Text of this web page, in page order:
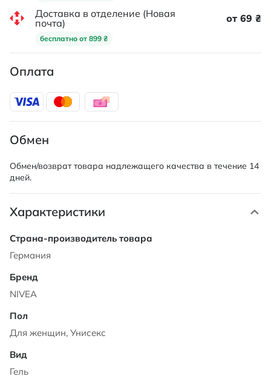
Доставка в отделение (Новая
почта)
бесплатно от 899 ₴
от 69 ₴
Оплата
Обмен
Обмен/возврат товара надлежащего качества в течение 14
дней.
Характеристики
Характеристики
Германия
NIVEA
Для женщин, Унисекс
Гель